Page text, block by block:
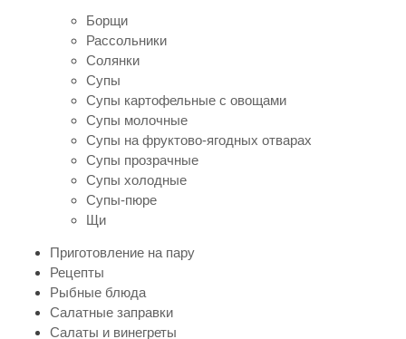
Борщи
Рассольники
Солянки
Супы
Супы картофельные с овощами
Супы молочные
Супы на фруктово-ягодных отварах
Супы прозрачные
Супы холодные
Супы-пюре
Щи
Приготовление на пару
Рецепты
Рыбные блюда
Салатные заправки
Салаты и винегреты